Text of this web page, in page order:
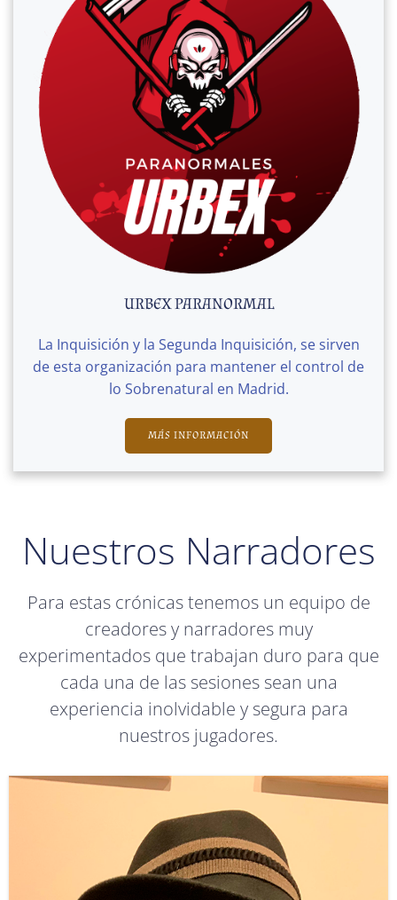
URBEX PARANORMAL
La Inquisición y la Segunda Inquisición, se sirven
de esta organización para mantener el control de
lo Sobrenatural en Madrid.
MÁS INFORMACIÓN
Nuestros Narradores
Para estas crónicas tenemos un equipo de
creadores y narradores muy
experimentados que trabajan duro para que
cada una de las sesiones sean una
experiencia inolvidable y segura para
nuestros jugadores.